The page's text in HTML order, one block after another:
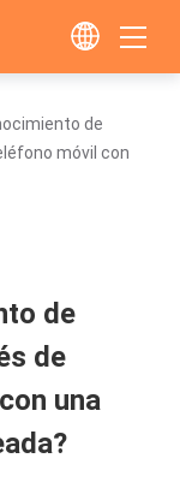
de
móvil con
de
de
una